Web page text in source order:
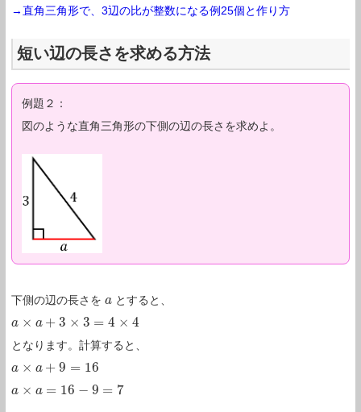
→直角三角形で、3辺の比が整数になる例25個と作り方
短い辺の長さを求める方法
例題２：
図のような直角三角形の下側の辺の長さを求めよ。
下側の辺の長さを a
a とすると、
a × a + 3 × 3 = 4 × 4
a×a +3 ×3 =4 ×4
となります。計算すると、
a × a + 9 = 16
a×a +9 =16
a × a = 16 − 9 = 7
a×a =16− 9=7